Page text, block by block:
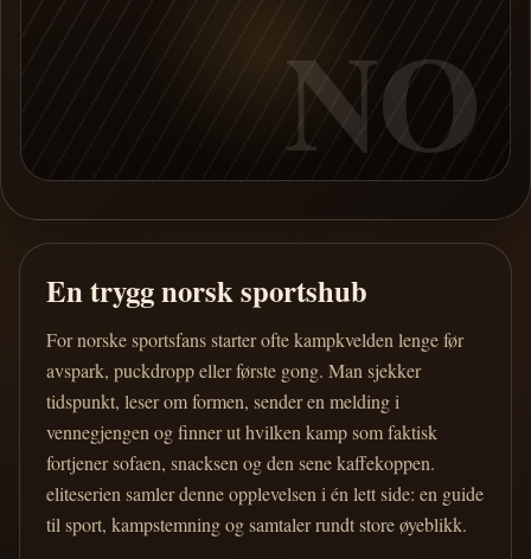
NO
En trygg norsk sportshub
For norske sportsfans starter ofte kampkvelden lenge før
avspark, puckdropp eller første gong. Man sjekker
tidspunkt, leser om formen, sender en melding i
vennegjengen og finner ut hvilken kamp som faktisk
fortjener sofaen, snacksen og den sene kaffekoppen.
eliteserien samler denne opplevelsen i én lett side: en guide
til sport, kampstemning og samtaler rundt store øyeblikk.